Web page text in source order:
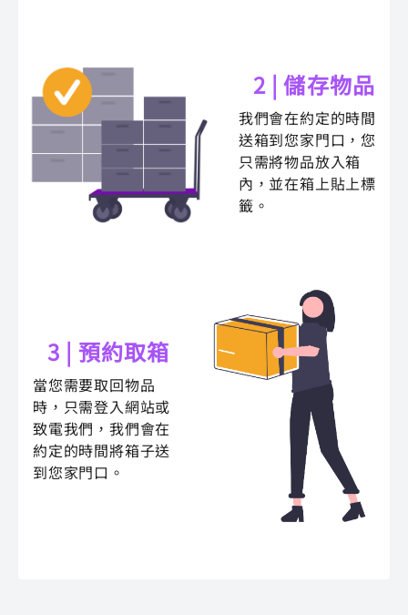
2 | 儲存物品
我們會在約定的時間
送箱到您家門口，您
只需將物品放入箱
內，並在箱上貼上標
籤。
3 | 預約取箱
當您需要取回物品
時，只需登入網站或
致電我們，我們會在
約定的時間將箱子送
到您家門口。